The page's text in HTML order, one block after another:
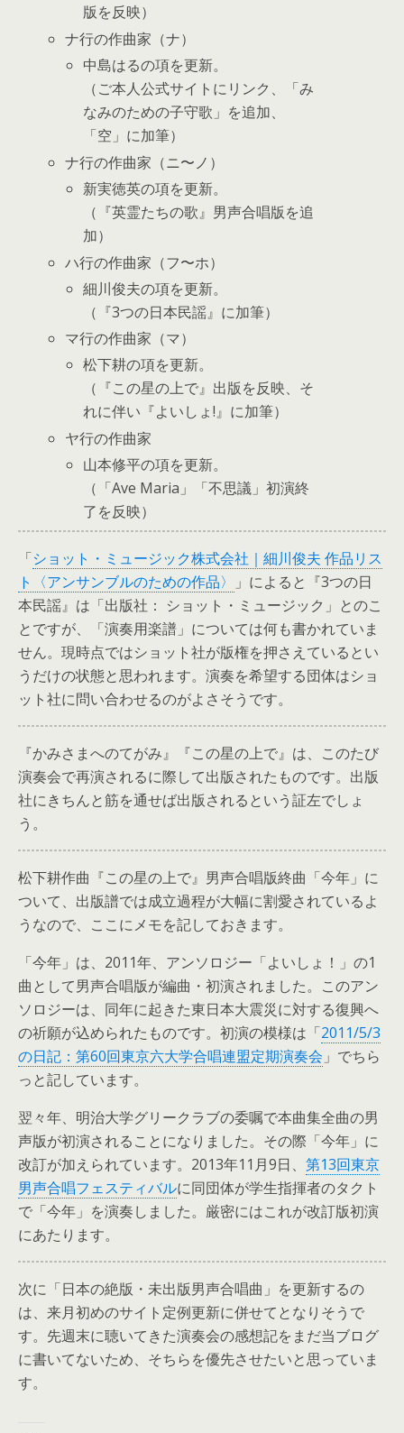
版を反映）
ナ行の作曲家（ナ）
中島はるの項を更新。
（ご本人公式サイトにリンク、「み
なみのための子守歌」を追加、
「空」に加筆）
ナ行の作曲家（ニ〜ノ）
新実徳英の項を更新。
（『英霊たちの歌』男声合唱版を追
加）
ハ行の作曲家（フ〜ホ）
細川俊夫の項を更新。
（『3つの日本民謡』に加筆）
マ行の作曲家（マ）
松下耕の項を更新。
（『この星の上で』出版を反映、そ
れに伴い『よいしょ!』に加筆）
ヤ行の作曲家
山本修平の項を更新。
（「Ave Maria」「不思議」初演終
了を反映）
「ショット・ミュージック株式会社｜細川俊夫 作品リス
ト〈アンサンブルのための作品〉
」によると『3つの日
本民謡』は「出版社： ショット・ミュージック」とのこ
とですが、「演奏用楽譜」については何も書かれていま
せん。現時点ではショット社が版権を押さえているとい
うだけの状態と思われます。演奏を希望する団体はショ
ット社に問い合わせるのがよさそうです。
『かみさまへのてがみ』『この星の上で』は、このたび
演奏会で再演されるに際して出版されたものです。出版
社にきちんと筋を通せば出版されるという証左でしょ
う。
松下耕作曲『この星の上で』男声合唱版終曲「今年」に
ついて、出版譜では成立過程が大幅に割愛されているよ
うなので、ここにメモを記しておきます。
「今年」は、2011年、アンソロジー「よいしょ！」の1
曲として男声合唱版が編曲・初演されました。このアン
ソロジーは、同年に起きた東日本大震災に対する復興へ
の祈願が込められたものです。初演の模様は「2011/5/3
の日記：第60回東京六大学合唱連盟定期演奏会 」でちら
っと記しています。
翌々年、明治大学グリークラブの委嘱で本曲集全曲の男
声版が初演されることになりました。その際「今年」に
改訂が加えられています。2013年11月9日、 第13回東京
男声合唱フェスティバルに同団体が学生指揮者のタクト
で「今年」を演奏しました。厳密にはこれが改訂版初演
にあたります。
次に「日本の絶版・未出版男声合唱曲」を更新するの
は、来月初めのサイト定例更新に併せてとなりそうで
す。先週末に聴いてきた演奏会の感想記をまだ当ブログ
に書いてないため、そちらを優先させたいと思っていま
す。